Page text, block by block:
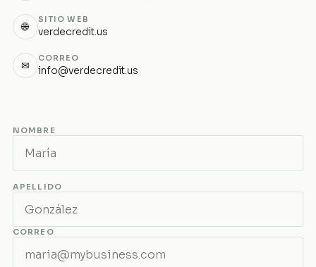
🌐
SITIO WEB
verdecredit.us
✉
CORREO
info@verdecredit.us
NOMBRE
APELLIDO
CORREO